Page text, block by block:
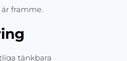
framme.
tänkbara